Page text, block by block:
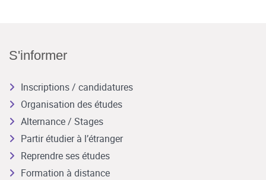
S'informer
Inscriptions / candidatures
Organisation des études
Alternance / Stages
Partir étudier à l’étranger
Reprendre ses études
Formation à distance